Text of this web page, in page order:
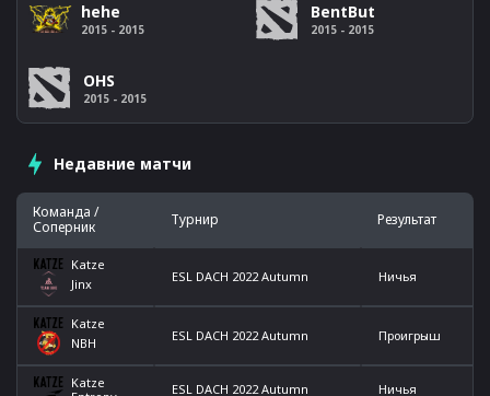
Недавние матчи
Команда /
Соперник
Турнир Результат
Katze
Jinx
ESL DACH 2022 Autumn Ничья
Katze
NBH
ESL DACH 2022 Autumn Проигрыш
Katze
ESL DACH 2022 Autumn Ничья
hehe
2015 - 2015
BentBut
2015 - 2015
OHS
2015 - 2015